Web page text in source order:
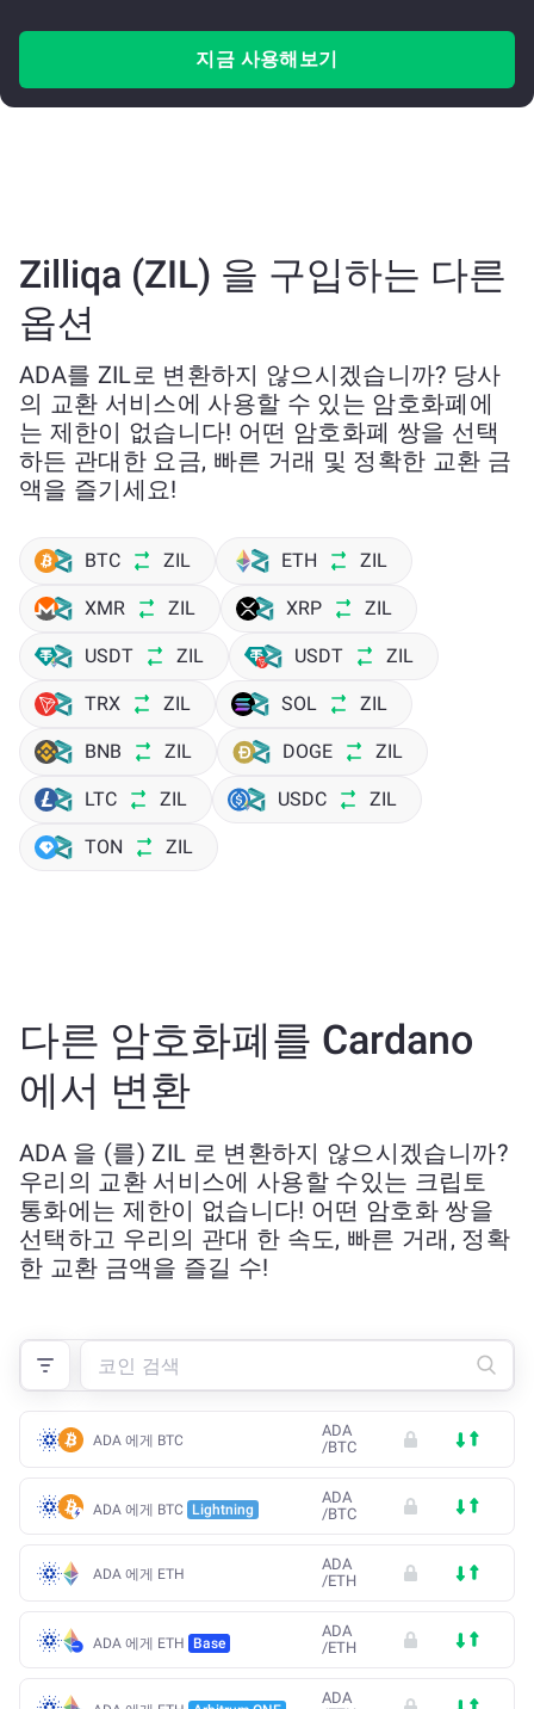
지금 사용해보기
Zilliqa (ZIL) 을 구입하는 다른
옵션
ADA를 ZIL로 변환하지 않으시겠습니까? 당사
의 교환 서비스에 사용할 수 있는 암호화폐에
는 제한이 없습니다! 어떤 암호화폐 쌍을 선택
하든 관대한 요금, 빠른 거래 및 정확한 교환 금
액을 즐기세요!
BTC ZIL ETH ZIL
XMR ZIL XRP ZIL
USDT ZIL USDT ZIL
TRX ZIL SOL ZIL
BNB ZIL DOGE ZIL
LTC ZIL USDC ZIL
TON ZIL
다른 암호화폐를 Cardano
에서 변환
ADA 을 (를) ZIL 로 변환하지 않으시겠습니까?
우리의 교환 서비스에 사용할 수있는 크립토
통화에는 제한이 없습니다! 어떤 암호화 쌍을
선택하고 우리의 관대 한 속도, 빠른 거래, 정확
한 교환 금액을 즐길 수!
ADA 에게 BTC
ADA
/BTC
ADA 에게 BTC Lightning
ADA
/BTC
ADA 에게 ETH
ADA
/ETH
ADA 에게 ETH Base
ADA
/ETH
ADA